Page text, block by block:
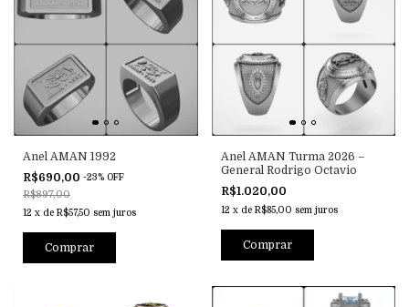
Anel AMAN 1992
R$690,00 -23% OFF
R$897,00
12 x de R$57,50 sem juros
Comprar
Anel AMAN Turma 2026 –
General Rodrigo Octavio
R$1.020,00
12 x de R$85,00 sem juros
Comprar